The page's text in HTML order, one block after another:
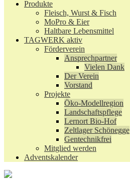
Produkte
Fleisch, Wurst & Fisch
MoPro & Eier
Haltbare Lebensmittel
TAGWERK aktiv
Förderverein
Ansprechpartner
Vielen Dank
Der Verein
Vorstand
Projekte
Öko-Modellregion
Landschaftspflege
Lernort Bio-Hof
Zeltlager Schönegge
Gentechnikfrei
Mitglied werden
Adventskalender